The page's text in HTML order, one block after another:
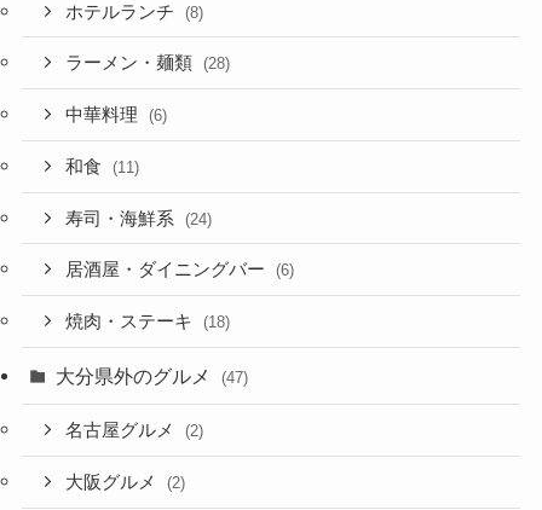
ホテルランチ (8)
ラーメン・麺類 (28)
中華料理 (6)
和食 (11)
寿司・海鮮系 (24)
居酒屋・ダイニングバー (6)
焼肉・ステーキ (18)
大分県外のグルメ (47)
名古屋グルメ (2)
大阪グルメ (2)